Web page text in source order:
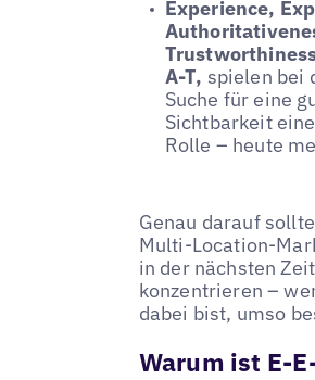
Experience,
A-T, spielen bei
Suche für eine
Sichtbarkeit
Rolle – heute
Genau darauf
Multi-Location-
in der nächsten Zeit
konzentrieren –
dabei bist, umso
Warum ist E-